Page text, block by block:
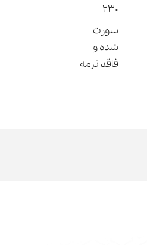
230
سورت
شده و
فاقد نرمه